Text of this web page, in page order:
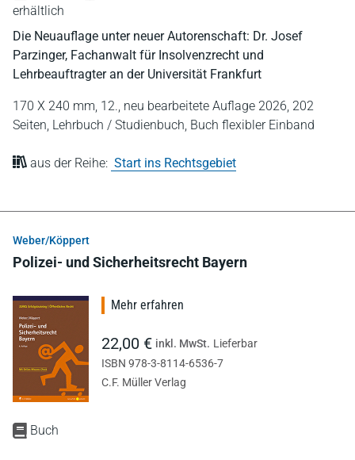
erhältlich
Die Neuauflage unter neuer Autorenschaft: Dr. Josef
Parzinger, Fachanwalt für Insolvenzrecht und
Lehrbeauftragter an der Universität Frankfurt
170 X 240 mm, 12., neu bearbeitete Auflage 2026, 202
Seiten, Lehrbuch / Studienbuch, Buch flexibler Einband
aus der Reihe: Start ins Rechtsgebiet
Weber/Köppert
Polizei- und Sicherheitsrecht Bayern
Buch
Mehr erfahren
22,00 € inkl. MwSt. Lieferbar
ISBN 978-3-8114-6536-7
C.F. Müller Verlag